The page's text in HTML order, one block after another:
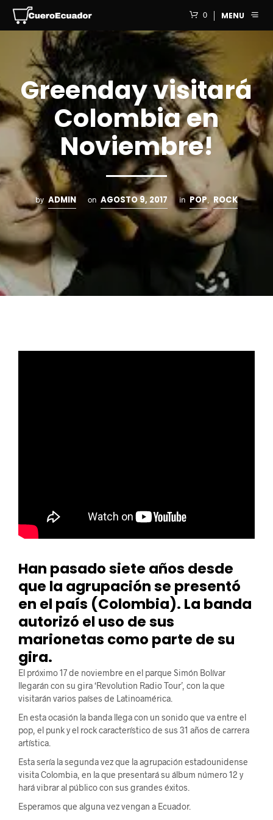
0 MENU
Greenday visitará
Colombia en
Noviembre!
by ADMIN on AGOSTO 9, 2017 in POP, ROCK
Han pasado siete años desde
que la agrupación se presentó
en el país (Colombia). La banda
autorizó el uso de sus
marionetas como parte de su
gira.
El próximo 17 de noviembre en el parque Simón Bolívar
llegarán con su gira ‘Revolution Radio Tour’, con la que
visitarán varios países de Latinoamérica.
En esta ocasión la banda llega con un sonido que va entre el
pop, el punk y el rock característico de sus 31 años de carrera
artística.
Esta sería la segunda vez que la agrupación estadounidense
visita Colombia, en la que presentará su álbum número 12 y
hará vibrar al público con sus grandes éxitos.
Esperamos que alguna vez vengan a Ecuador.